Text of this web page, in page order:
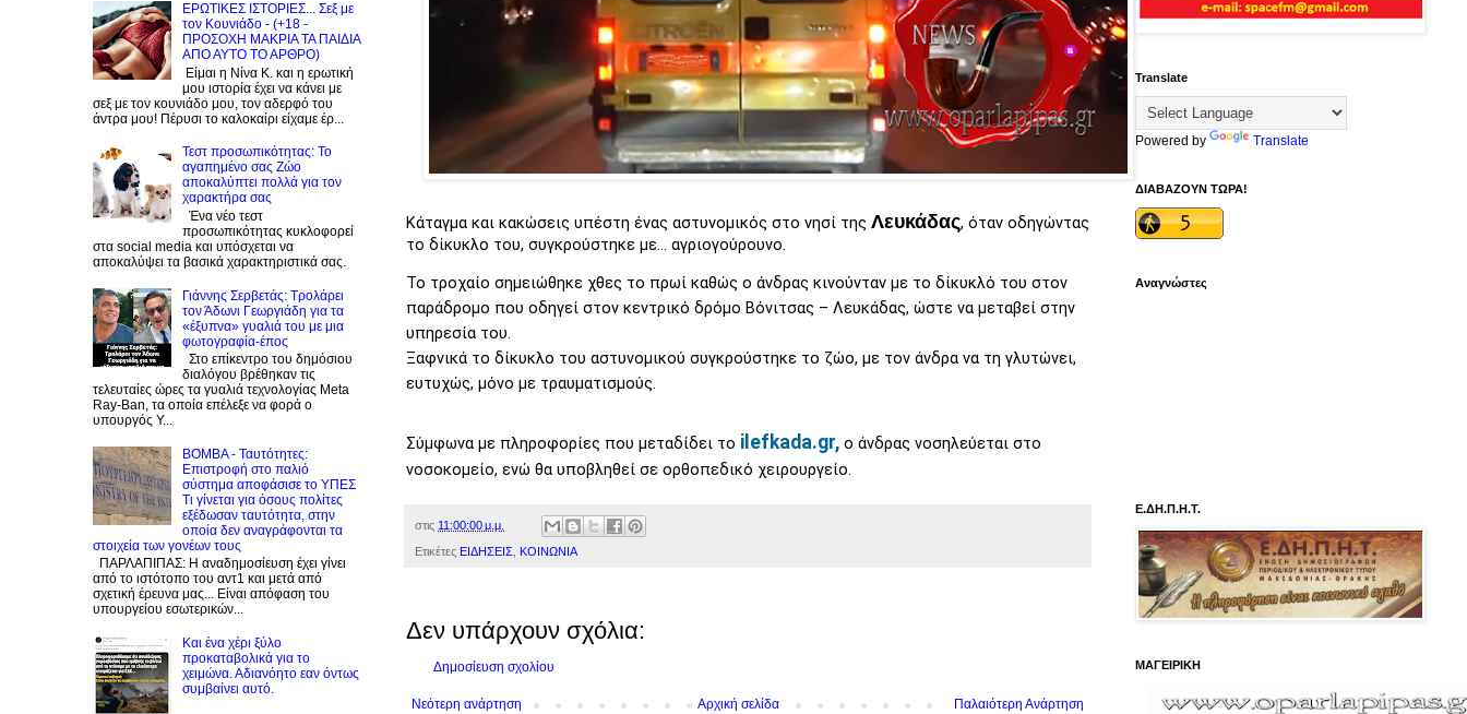
Κάταγμα και κακώσεις υπέστη ένας αστυνομικός στο νησί της Λευκάδας, όταν οδηγώντας
το δίκυκλο του, συγκρούστηκε με… αγριογούρουνο.
Το τροχαίο σημειώθηκε χθες το πρωί καθώς ο άνδρας κινούνταν με το δίκυκλό του στον
παράδρομο που οδηγεί στον κεντρικό δρόμο Βόνιτσας – Λευκάδας, ώστε να μεταβεί στην
υπηρεσία του.
Ξαφνικά το δίκυκλο του αστυνομικού συγκρούστηκε το ζώο, με τον άνδρα να τη γλυτώνει,
ευτυχώς, μόνο με τραυματισμούς.
Σύμφωνα με πληροφορίες που μεταδίδει το ilefkada.gr, o άνδρας νοσηλεύεται στο
νοσοκομείο, ενώ θα υποβληθεί σε ορθοπεδικό χειρουργείο.
στις 11:00:00 μ.μ.
Ετικέτες ΕΙΔΗΣΕΙΣ ΚΟΙΝΩΝΙΑ
Δεν υπάρχουν σχόλια:
Δημοσίευση σχολίου
Νεότερη ανάρτηση Παλαιότερη Ανάρτηση
Αρχική σελίδα
ΕΡΩΤΙΚΕΣ ΙΣΤΟΡΙΕΣ... Σεξ με
τον Kουνιάδο - (+18 -
ΠΡΟΣΟΧΗ ΜΑΚΡΙΑ ΤΑ ΠΑΙΔΙΑ
ΑΠΟ ΑΥΤΟ ΤΟ ΑΡΘΡΟ)
Είμαι η Νίνα Κ. και η ερωτική
μου ιστορία έχει να κάνει με
σεξ με τον κουνιάδο μου, τον αδερφό του
άντρα μου! Πέρυσι το καλοκαίρι είχαμε έρ...
Τεστ προσωπικότητας: Το
αγαπημένο σας Zώο
αποκαλύπτει πολλά για τον
χαρακτήρα σας
Ένα νέο τεστ
προσωπικότητας κυκλοφορεί
στα social media και υπόσχεται να
αποκαλύψει τα βασικά χαρακτηριστικά σας.
Γιάννης Σερβετάς: Τρολάρει
τον Άδωνι Γεωργιάδη για τα
«έξυπνα» γυαλιά του με μια
φωτογραφία-έπος
Στο επίκεντρο του δημόσιου
διαλόγου βρέθηκαν τις
τελευταίες ώρες τα γυαλιά τεχνολογίας Meta
Ray-Ban, τα οποία επέλεξε να φορά ο
υπουργός Υ...
BOMBA - Ταυτότητες:
Eπιστροφή στο παλιό
σύστημα αποφάσισε το ΥΠΕΣ
Τι γίνεται για όσους πολίτες
εξέδωσαν ταυτότητα, στην
οποία δεν αναγράφονται τα
στοιχεία των γονέων τους
ΠΑΡΛΑΠΙΠΑΣ: Η αναδημοσίευση έχει γίνει
από το ιστότοπο του αντ1 και μετά από
σχετική έρευνα μας... Είναι απόφαση του
υπουργείου εσωτερικών...
Και ένα χέρι ξύλο
προκαταβολικά για το
χειμώνα. Αδιανόητο εαν όντως
συμβαίνει αυτό.
Translate
Powered by Translate
ΔΙΑΒΑΖΟΥΝ ΤΩΡΑ!
Αναγνώστες
Ε.ΔΗ.Π.Η.Τ.
ΜΑΓΕΙΡΙΚΗ